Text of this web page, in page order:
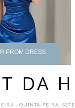
PROM DRESS
DA
- QUINTA-FEIRA,